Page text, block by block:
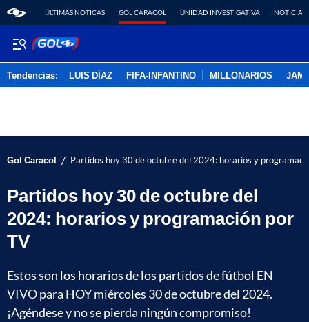
ÚLTIMAS NOTICAS GOL CARACOL UNIDAD INVESTIGATIVA NOTICIAS
Tendencias: LUIS DÍAZ FIFA-INFANTINO MILLONARIOS
Gol Caracol / Partidos hoy 30 de octubre del 2024: horarios y
Partidos hoy 30 de octubre del
2024: horarios y programación por
TV
Estos son los horarios de los partidos de fútbol EN
VIVO para HOY miércoles 30 de octubre del 2024.
¡Agéndese y no se pierda ningún compromiso!